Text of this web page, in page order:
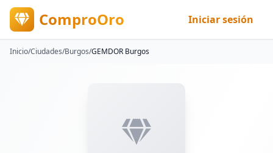
ComproOro Iniciar sesión
Inicio/Ciudades/Burgos/GEMDOR Burgos